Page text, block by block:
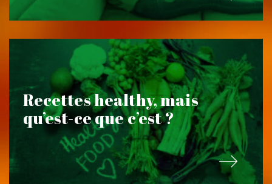
Recettes healthy, mais
qu’est-ce que c’est ?